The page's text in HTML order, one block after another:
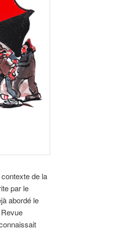
de la
par le
abordé le